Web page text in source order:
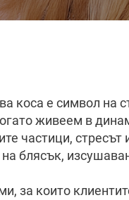
коса е символ на
живеем в
частици,
блясък,
за които